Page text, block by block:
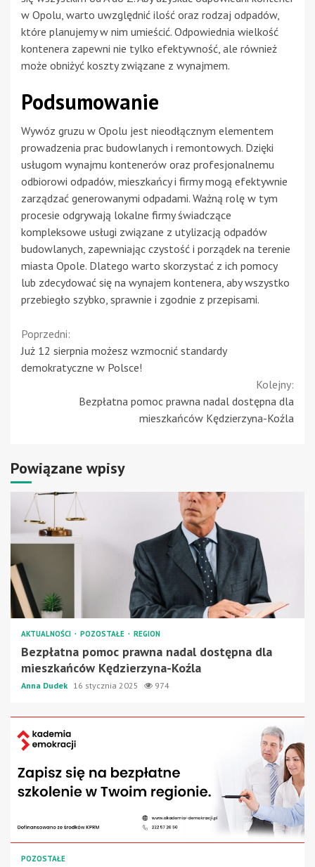
w Opolu, warto uwzględnić ilość oraz rodzaj odpadów,
które planujemy w nim umieścić. Odpowiednia wielkość
kontenera zapewni nie tylko efektywność, ale również
może obniżyć koszty związane z wynajmem.
Podsumowanie
Wywóz gruzu w Opolu jest nieodłącznym elementem
prowadzenia prac budowlanych i remontowych. Dzięki
usługom wynajmu kontenerów oraz profesjonalnemu
odbiorowi odpadów, mieszkańcy i firmy mogą efektywnie
zarządzać generowanymi odpadami. Ważną rolę w tym
procesie odgrywają lokalne firmy świadczące
kompleksowe usługi związane z utylizacją odpadów
budowlanych, zapewniając czystość i porządek na terenie
miasta Opole. Dlatego warto skorzystać z ich pomocy
lub zdecydować się na wynajem kontenera, aby wszystko
przebiegło szybko, sprawnie i zgodnie z przepisami.
Continue
Reading
Poprzedni:
Już 12 sierpnia możesz wzmocnić standardy
demokratyczne w Polsce!
Kolejny:
Bezpłatna pomoc prawna nadal dostępna dla
mieszkańców Kędzierzyna-Koźla
Powiązane wpisy
AKTUALNOŚCI POZOSTAŁE REGION
Bezpłatna pomoc prawna nadal dostępna dla
mieszkańców Kędzierzyna-Koźla
Anna Dudek 16 stycznia 2025 974
POZOSTAŁE